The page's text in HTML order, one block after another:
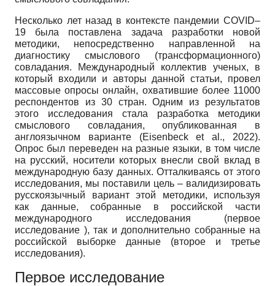
Несколько лет назад в контексте пандемии COVID–
19 была поставлена задача разработки новой
методики, непосредственно направленной на
диагностику смыслового (трансформационного)
совладания. Международный коллектив ученых, в
который входили и авторы данной статьи, провел
массовые опросы онлайн, охватившие более 11000
респондентов из 30 стран. Одним из результатов
этого исследования стала разработка методики
смыслового совладания, опубликованная в
англоязычном варианте (Eisenbeck et al., 2022).
Опрос был переведен на разные языки, в том числе
на русский, носители которых внесли свой вклад в
международную базу данных. Отталкиваясь от этого
исследования, мы поставили цель – валидизировать
русскоязычный вариант этой методики, используя
как данные, собранные в российской части
международного исследования (первое
исследование ), так и дополнительно собранные на
российской выборке данные (второе и третье
исследования).
Первое исследование